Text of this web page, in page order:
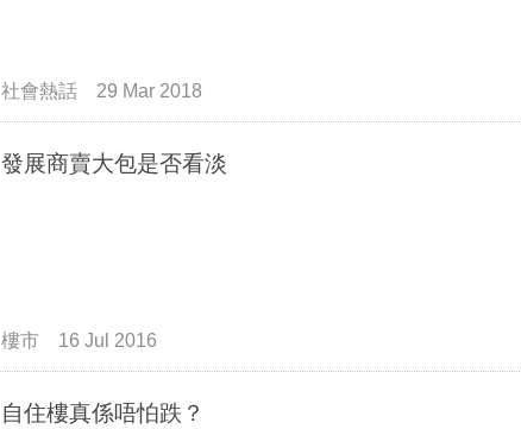
社會熱話 29 Mar 2018
發展商賣大包是否看淡
樓市 16 Jul 2016
自住樓真係唔怕跌？